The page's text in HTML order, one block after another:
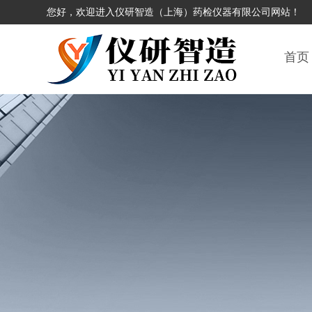
您好，欢迎进入仪研智造（上海）药检仪器有限公司网站！
首页